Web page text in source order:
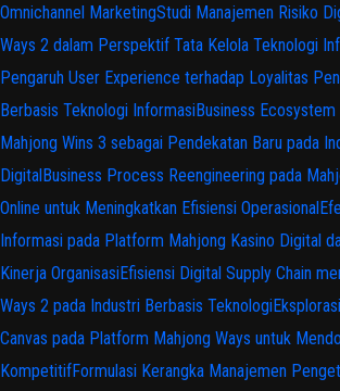
Omnichannel MarketingStudi Manajemen Risiko
Ways 2 dalam Perspektif Tata Kelola Teknologi
Pengaruh User Experience terhadap Loyalitas
Berbasis Teknologi InformasiBusiness
Mahjong Wins 3 sebagai Pendekatan Baru pada
DigitalBusiness Process Reengineering pada
Online untuk Meningkatkan Efisiensi Operasional
Informasi pada Platform Mahjong Kasino Digital
Kinerja OrganisasiEfisiensi Digital Supply Chain
Ways 2 pada Industri Berbasis Teknologi
Canvas pada Platform Mahjong Ways untuk
KompetitifFormulasi Kerangka Manajemen